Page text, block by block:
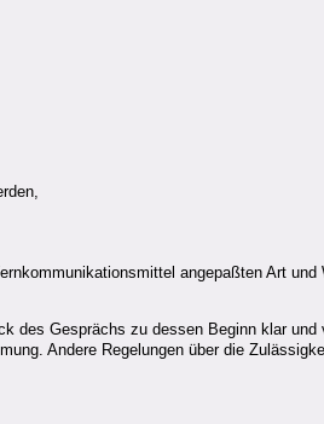
angepaßten Art
des Gesprächs zu dessen Beginn klar
Andere Regelungen über die